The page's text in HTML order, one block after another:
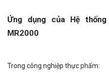
Ứng dụng của Hệ
MR2000
Trong công nghiệp thực phẩm: